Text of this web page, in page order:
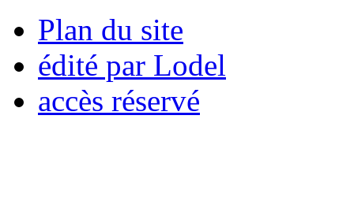
Plan du site
édité par Lodel
accès réservé